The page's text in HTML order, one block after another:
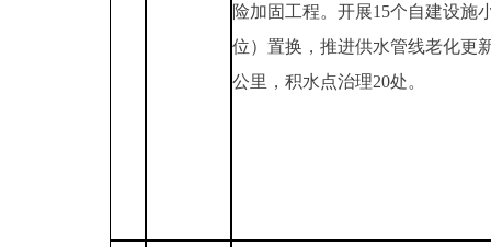
险加固工程。开展15个自建设施
位）置换，推进供水管线老化更
公里，积水点治理20处。